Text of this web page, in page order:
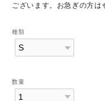
ございます。お急ぎの方は
種類
数量